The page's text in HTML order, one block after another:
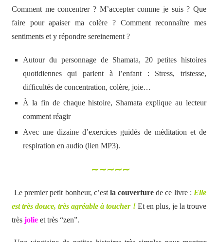
Comment me concentrer ? M’accepter comme je suis ? Que
faire pour apaiser ma colère ? Comment reconnaître mes
sentiments et y répondre sereinement ?
Autour du personnage de Shamata, 20 petites histoires
quotidiennes qui parlent à l’enfant : Stress, tristesse,
difficultés de concentration, colère, joie…
À la fin de chaque histoire, Shamata explique au lecteur
comment réagir
Avec une dizaine d’exercices guidés de méditation et de
respiration en audio (lien MP3).
∼∼∼∼∼
Le premier petit bonheur, c’est la couverture de ce livre : Elle
est très douce, très agréable à toucher !Et en plus, je la trouve
très jolieet très “zen”.